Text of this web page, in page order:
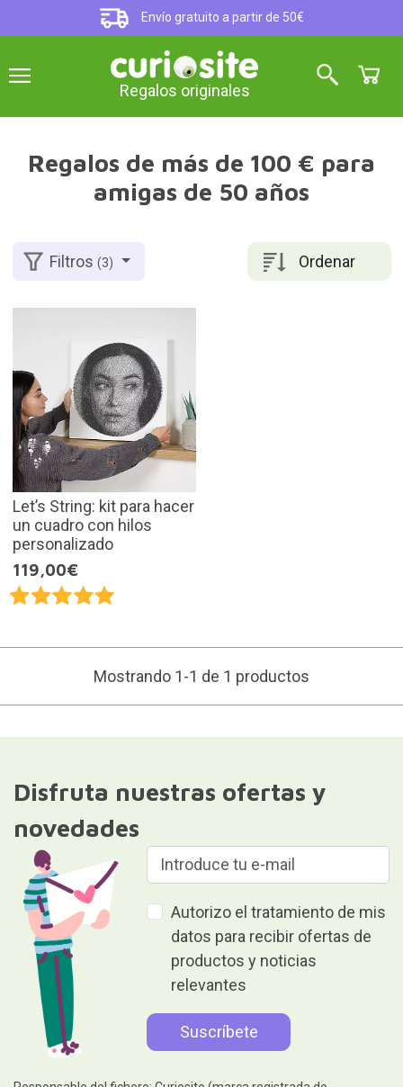
Envío gratuito a partir de 50€
Regalos originales
Regalos de más de 100 € para
amigas de 50 años
Ordenar
Filtros(3)
Let’s String: kit para hacer
un cuadro con hilos
personalizado
119,00€
Mostrando 1-1 de 1 productos
Disfruta nuestras ofertas y
novedades
Autorizo el tratamiento de mis
datos para recibir ofertas de
productos y noticias
relevantes